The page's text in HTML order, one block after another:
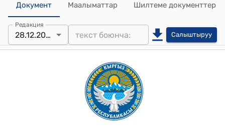
Документ Маалыматтар Шилтеме документтер
Редакция
28.12.2023 Салыштыруу